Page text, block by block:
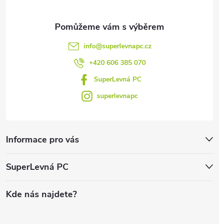
info@superlevnapc.cz
+420 606 385 070
SuperLevná PC
superlevnapc
Informace pro vás
SuperLevná PC
Kde nás najdete?